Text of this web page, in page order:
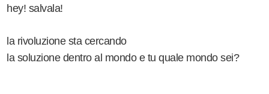
hey! salvala!
la rivoluzione sta cercando
la soluzione dentro al mondo e tu quale mondo sei?